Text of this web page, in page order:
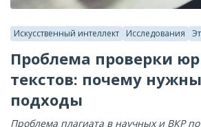
Искусственный интеллект Исследования
Проблема проверки
текстов: почему
подходы
Проблема плагиата в научных и ВКР